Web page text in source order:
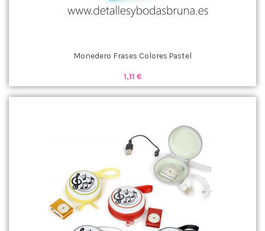
Monedero Frases Colores Pastel
1,11 €